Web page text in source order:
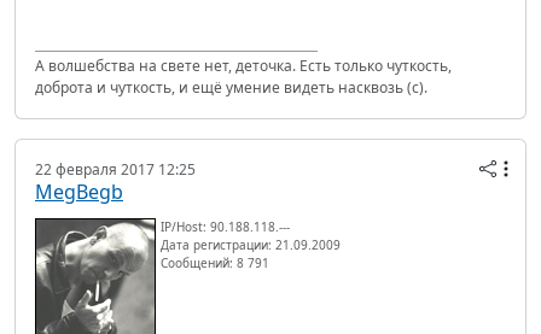
А волшебства на свете нет, деточка. Есть только чуткость,
доброта и чуткость, и ещё умение видеть насквозь (с).
22 февраля 2017 12:25
MegBegb
IP/Host: 90.188.118.---
Дата регистрации: 21.09.2009
Сообщений: 8 791